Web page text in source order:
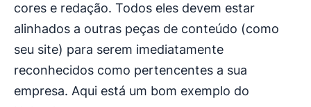
cores e redação. Todos eles devem estar
alinhados a outras peças de conteúdo (como
seu site) para serem imediatamente
reconhecidos como pertencentes a sua
empresa. Aqui está um bom exemplo do